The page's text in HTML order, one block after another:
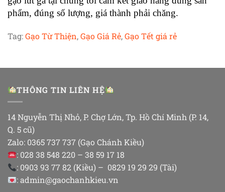
phẩm, đúng số lượng, giá thành phải chăng.
Tag:Gạo Từ Thiện,Gạo Giá Rẻ,Gạo Tết giá rẻ
THÔNG TIN LIÊN HỆ
14 Nguyễn Thị Nhỏ, P. Chợ Lớn, Tp. Hồ Chí Minh (P. 14,
Q. 5 cũ)
Zalo: 0365 737 737 (Gạo Chánh Kiều)
: 028 38 548 220 – 38 59 17 18
: 0903 93 77 82 (Kiều) – 0829 19 29 29 (Tài)
: admin@gaochanhkieu.vn